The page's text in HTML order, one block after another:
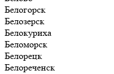
Белогорск
Белозерск
Белокуриха
Беломорск
Белорецк
Белореченск